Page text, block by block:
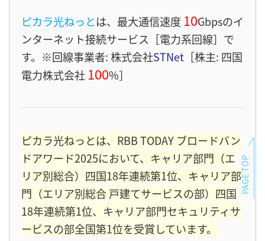
ピカラ光ねっとは、最大通信速度 10Gbpsのイ
ンターネット接続サービス［電力系回線］ で
す。※回線事業者: 株式会社STNet ［株主: 四国
電力株式会社 100%］
ピカラ光ねっとは、RBB TODAY ブロードバン
ドアワード2025において、キャリア部門（エ
リア別総合）四国18年連続第1位、キャリア部
門（エリア別総合 戸建てサービスの部）四国
18年連続第1位、キャリア部門セキュリティサ
ービスの部全国第1位を受賞しています。
PAGE TOP